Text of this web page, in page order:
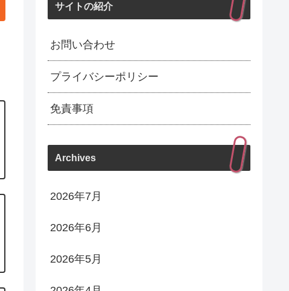
サイトの紹介
お問い合わせ
プライバシーポリシー
免責事項
Archives
2026年7月
2026年6月
2026年5月